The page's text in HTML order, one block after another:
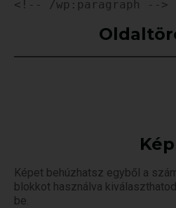
<!-- /wp:paragraph -->
Kép
Képet behúzhatsz egyből a
blokkot használva
be.